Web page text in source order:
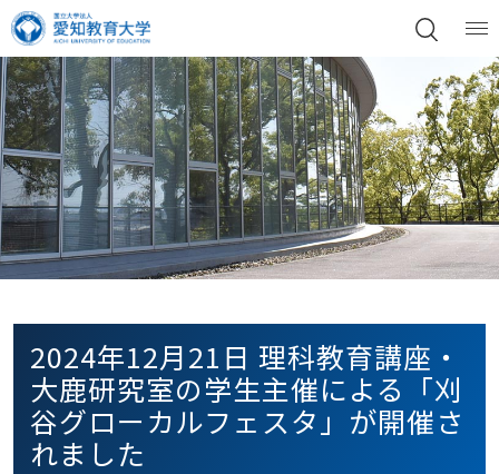
2024年12月21日 理科教育講座・
大鹿研究室の学生主催による「刈
谷グローカルフェスタ」が開催さ
れました